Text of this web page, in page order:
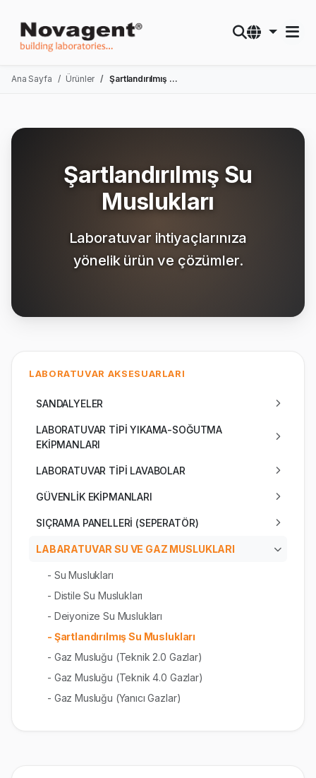
Ana Sayfa Ürünler Şartlandırılmış Su Muslukları
Şartlandırılmış Su
Muslukları
Laboratuvar ihtiyaçlarınıza
yönelik ürün ve çözümler.
LABORATUVAR AKSESUARLARI
SANDALYELER
LABORATUVAR TİPİ YIKAMA-SOĞUTMA
EKİPMANLARI
LABORATUVAR TİPİ LAVABOLAR
GÜVENLİK EKİPMANLARI
SIÇRAMA PANELLERİ (SEPERATÖR)
LABARATUVAR SU VE GAZ MUSLUKLARI
- Su Muslukları
- Distile Su Muslukları
- Deiyonize Su Muslukları
- Şartlandırılmış Su Muslukları
- Gaz Musluğu (Teknik 2.0 Gazlar)
- Gaz Musluğu (Teknik 4.0 Gazlar)
- Gaz Musluğu (Yanıcı Gazlar)